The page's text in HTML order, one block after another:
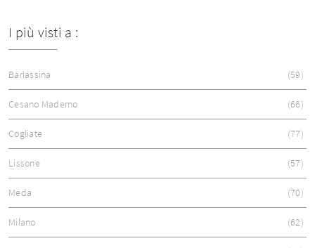
I più visti a :
Barlassina 59
Cesano Maderno 66
Cogliate 77
Lissone 57
Meda 70
Milano 62